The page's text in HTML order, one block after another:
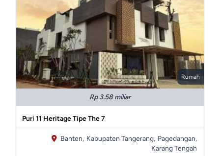
Rumah
Rp 3.58 miliar
Puri 11 Heritage Tipe The 7
Banten, Kabupaten Tangerang, Pagedangan,
Karang Tengah